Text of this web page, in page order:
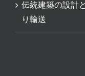
伝統建築の設計
り輸送